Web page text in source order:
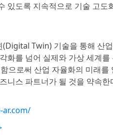
있도록 지속적으로 기술 고도
Twin) 기술을 통해 산
화를 넘어 실제와 가상 세계
함으로써 산업 자율화의 미래
니스 파트너가 될 것을 약속한